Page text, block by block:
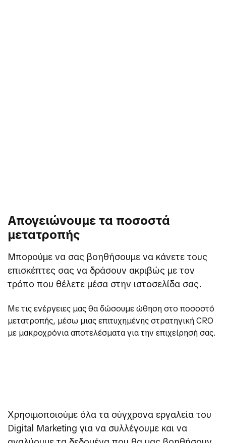
Απογειώνουμε τα ποσοστά
μετατροπής
Μπορούμε να σας βοηθήσουμε να κάνετε τους
επισκέπτες σας να δράσουν ακριβώς με τον
τρόπο που θέλετε μέσα στην ιστοσελίδα σας.
Με τις ενέργειες μας θα δώσουμε ώθηση στο ποσοστό
μετατροπής, μέσω μιας επιτυχημένης στρατηγική CRO
με μακροχρόνια αποτελέσματα για την επιχείρησή σας.
Χρησιμοποιούμε όλα τα σύγχρονα εργαλεία του
Digital Marketing για να συλλέγουμε και να